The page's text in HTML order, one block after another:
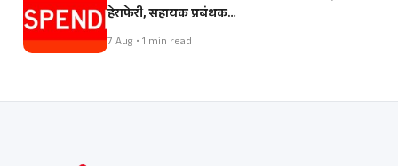
हेराफेरी, सहायक प्रबंधक…
7 Aug • 1 min read